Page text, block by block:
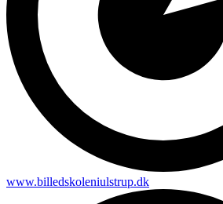
www.billedskoleniulstrup.dk